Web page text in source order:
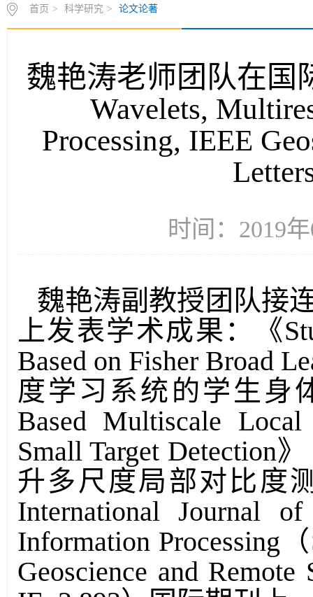
首页 > 科学研究 > 论文论著
魏艳涛老师团队在国
Wavelets,
Processing, IEEE
时间：2019
魏艳涛副教授团队接
上发表学术成果：
《
Based on Fisher Broad
度学习系统的学生身
Based Multiscale
Small Target Detection》
升多尺度局部对比度
International Journal
Information Processing （
Geoscience and Remote